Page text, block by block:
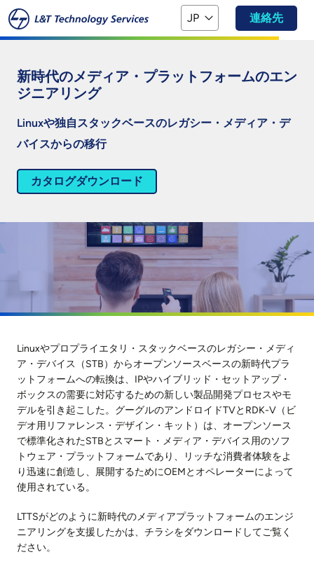
本文へスキップ
JP 連絡先
新時代のメディア・プラットフォームのエン
ジニアリング
Linuxや独自スタックベースのレガシー・メディア・デ
バイスからの移行
カタログダウンロード
Linuxやプロプライエタリ・スタックベースのレガシー・メディ
ア・デバイス（STB）からオープンソースベースの新時代プラ
ットフォームへの転換は、IPやハイブリッド・セットアップ・
ボックスの需要に対応するための新しい製品開発プロセスやモ
デルを引き起こした。グーグルのアンドロイドTVとRDK-V（ビ
デオ用リファレンス・デザイン・キット）は、オープンソース
で標準化されたSTBとスマート・メディア・デバイス用のソフ
トウェア・プラットフォームであり、リッチな消費者体験をよ
り迅速に創造し、展開するためにOEMとオペレーターによって
使用されている。
LTTSがどのように新時代のメディアプラットフォームのエンジ
ニアリングを支援したかは、チラシをダウンロードしてご覧く
ださい。